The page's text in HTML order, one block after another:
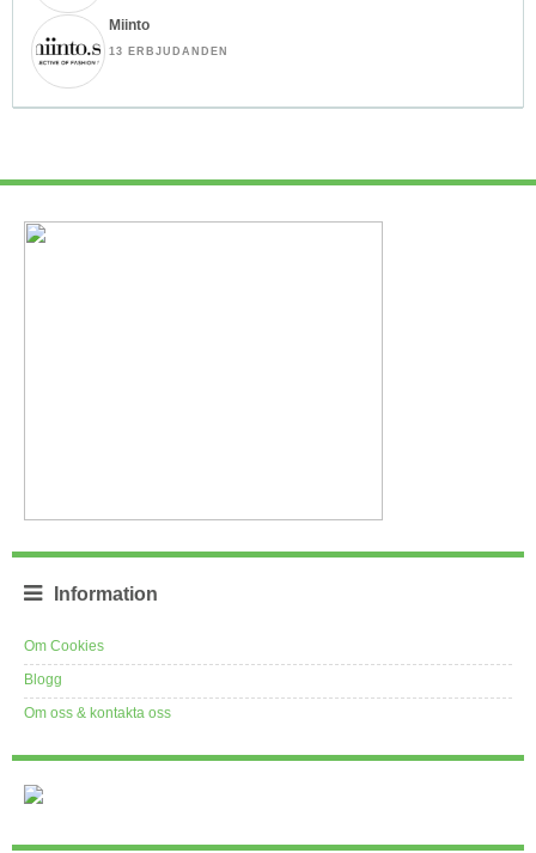
Miinto
13 ERBJUDANDEN
Information
Om Cookies
Blogg
Om oss & kontakta oss